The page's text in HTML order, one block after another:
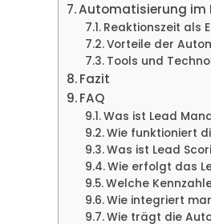
Automatisierung im
Reaktionszeit als
Vorteile der
Tools und
Fazit
FAQ
Was ist Lead
Wie funktioniert
Was ist Lead
Wie erfolgt das
Welche
Wie integriert
Wie trägt die